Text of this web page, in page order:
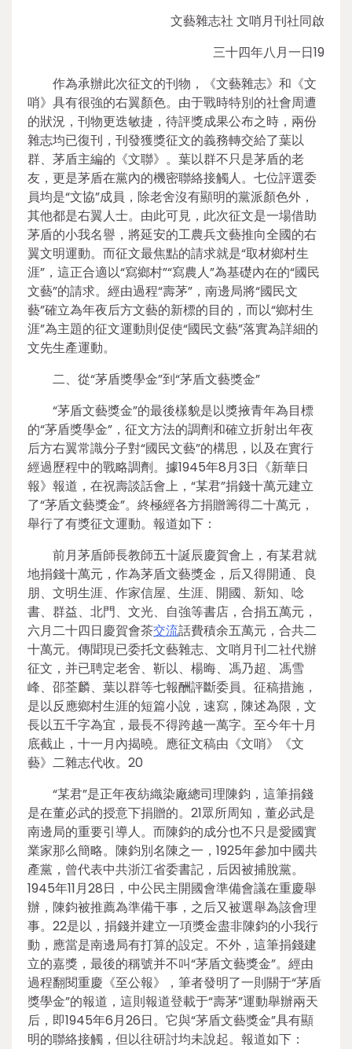
文藝雜志社 文哨月刊社同啟
三十四年八月一日19
作為承辦此次征文的刊物，《文藝雜志》和《文
哨》具有很強的右翼顏色。由于戰時特別的社會周遭
的狀況，刊物更迭敏捷，待評獎成果公布之時，兩份
雜志均已復刊，刊發獲獎征文的義務轉交給了葉以
群、茅盾主編的《文聯》。葉以群不只是茅盾的老
友，更是茅盾在黨內的機密聯絡接觸人。七位評選委
員均是“文協”成員，除老舍沒有顯明的黨派顏色外，
其他都是右翼人士。由此可見，此次征文是一場借助
茅盾的小我名譽，將延安的工農兵文藝推向全國的右
翼文明運動。而征文最焦點的請求就是“取材鄉村生
涯”，這正合適以“寫鄉村”“寫農人”為基礎內在的“國民
文藝”的請求。經由過程“壽茅”，南邊局將“國民文
藝”確立為年夜后方文藝的新標的目的，而以“鄉村生
涯”為主題的征文運動則促使“國民文藝”落實為詳細的
文先生產運動。
二、從“茅盾獎學金”到“茅盾文藝獎金”
“茅盾文藝獎金”的最後樣貌是以獎掖青年為目標
的“茅盾獎學金”，征文方法的調劑和確立折射出年夜
后方右翼常識分子對“國民文藝”的構思，以及在實行
經過歷程中的戰略調劑。據1945年8月3日《新華日
報》報道，在祝壽談話會上，“某君”捐錢十萬元建立
了“茅盾文藝獎金”。終極經各方捐贈籌得二十萬元，
舉行了有獎征文運動。報道如下：
前月茅盾師長教師五十誕辰慶賀會上，有某君就
地捐錢十萬元，作為茅盾文藝獎金，后又得開通、良
朋、文明生涯、作家信屋、生涯、開國、新知、唸
書、群益、北門、文光、自強等書店，合捐五萬元，
六月二十四日慶賀會茶交流話費積余五萬元，合共二
十萬元。傳聞現已委托文藝雜志、文哨月刊二社代辦
征文，并已聘定老舍、靳以、楊晦、馮乃超、馮雪
峰、邵荃麟、葉以群等七報酬評斷委員。征稿措施，
是以反應鄉村生涯的短篇小說，速寫，陳述為限，文
長以五千字為宜，最長不得跨越一萬字。至今年十月
底截止，十一月內揭曉。應征文稿由《文哨》《文
藝》二雜志代收。20
“某君”是正年夜紡織染廠總司理陳鈞，這筆捐錢
是在董必武的授意下捐贈的。21眾所周知，董必武是
南邊局的重要引導人。而陳鈞的成分也不只是愛國實
業家那么簡略。陳鈞別名陳之一，1925年參加中國共
產黨，曾代表中共浙江省委書記，后因被捕脫黨。
1945年11月28日，中公民主開國會準備會議在重慶舉
辦，陳鈞被推薦為準備干事，之后又被選舉為該會理
事。22是以，捐錢并建立一項獎金盡非陳鈞的小我行
動，應當是南邊局有打算的設定。不外，這筆捐錢建
立的嘉獎，最後的稱號并不叫“茅盾文藝獎金”。經由
過程翻閱重慶《至公報》，筆者發明了一則關于“茅盾
獎學金”的報道，這則報道登載于“壽茅”運動舉辦兩天
后，即1945年6月26日。它與“茅盾文藝獎金”具有顯
明的聯絡接觸，但以往研討均未說起。報道如下：